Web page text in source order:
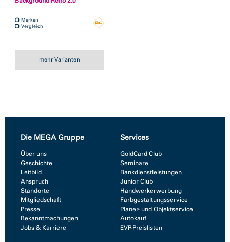
Merken
Vergleich
mehr Varianten
Die MEGA Gruppe
Über uns
Geschichte
Leitbild
Anspruch
Standorte
Mitgliedschaft
Presse
Bekanntmachungen
Jobs & Karriere
Services
GoldCard Club
Seminare
Bankdienstleistungen
Junior Club
Handwerkerwerbung
Farbgestaltungsservice
Planer- und Objektservice
Autokauf
EVP-Preislisten